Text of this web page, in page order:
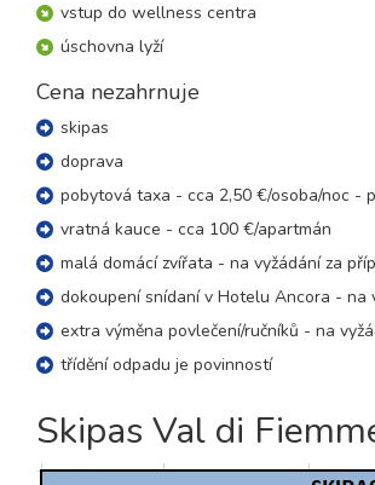
06.03. - 13.03.27
sobota - sobota
13.03. - 20.03.27
sobota - sobota
20.03. - 27.03.27
sobota - sobota
27.03. - 03.04.27
sobota - sobota
vstup do wellness centra
úschovna lyží
Cena nezahrnuje
skipas
doprava
pobytová taxa - cca 2,50 €/osoba/noc -
vratná kauce - cca 100 €/apartmán
malá domácí zvířata - na vyžádání za
dokoupení snídaní v Hotelu Ancora - na
extra výměna povlečení/ručníků - na
třídění odpadu je povinností
Skipas Val di